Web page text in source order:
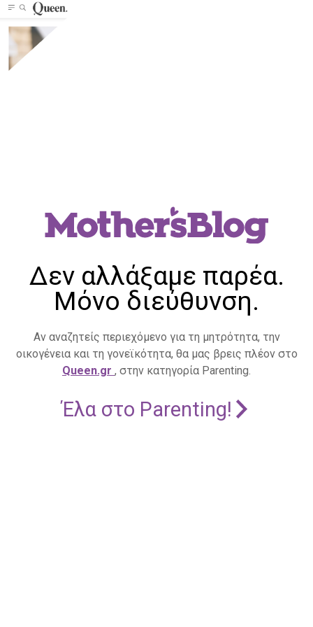
Δεν αλλάξαμε παρέα.
Μόνο διεύθυνση.
Αν αναζητείς περιεχόμενο για τη μητρότητα, την
οικογένεια και τη γονεϊκότητα, θα μας βρεις πλέον στο
Queen.gr , στην κατηγορία Parenting.
Έλα στο Parenting!